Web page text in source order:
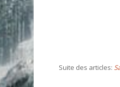
Suite des articles: